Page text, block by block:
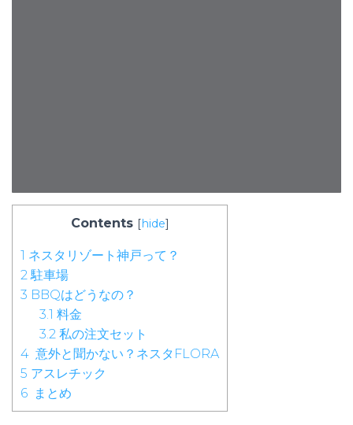
Contents [hide]
1 ネスタリゾート神戸って？
2駐車場
3 BBQはどうなの？
3.1 料金
3.2 私の注文セット
4 意外と聞かない？ネスタFLORA
5 アスレチック
6 まとめ